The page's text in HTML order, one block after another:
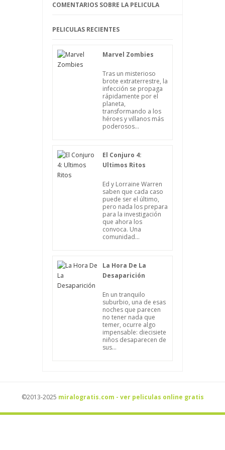
poner en marcha la búsqueda de
COMENTARIOS SOBRE LA PELICULA
PELICULAS RECIENTES
Marvel Zombies
Tras un misterioso
brote extraterrestre, la
infección se propaga
rápidamente por el
planeta,
transformando a los
héroes y villanos más
poderosos...
El Conjuro 4:
Ultimos Ritos
Ed y Lorraine Warren
saben que cada caso
puede ser el último,
pero nada los prepara
para la investigación
que ahora los
convoca. Una
comunidad...
La Hora De La
Desaparición
En un tranquilo
suburbio, una de esas
noches que parecen
no tener nada que
temer, ocurre algo
impensable: diecisiete
niños desaparecen de
sus...
©2013-2025 miralogratis.com - ver peliculas online gratis